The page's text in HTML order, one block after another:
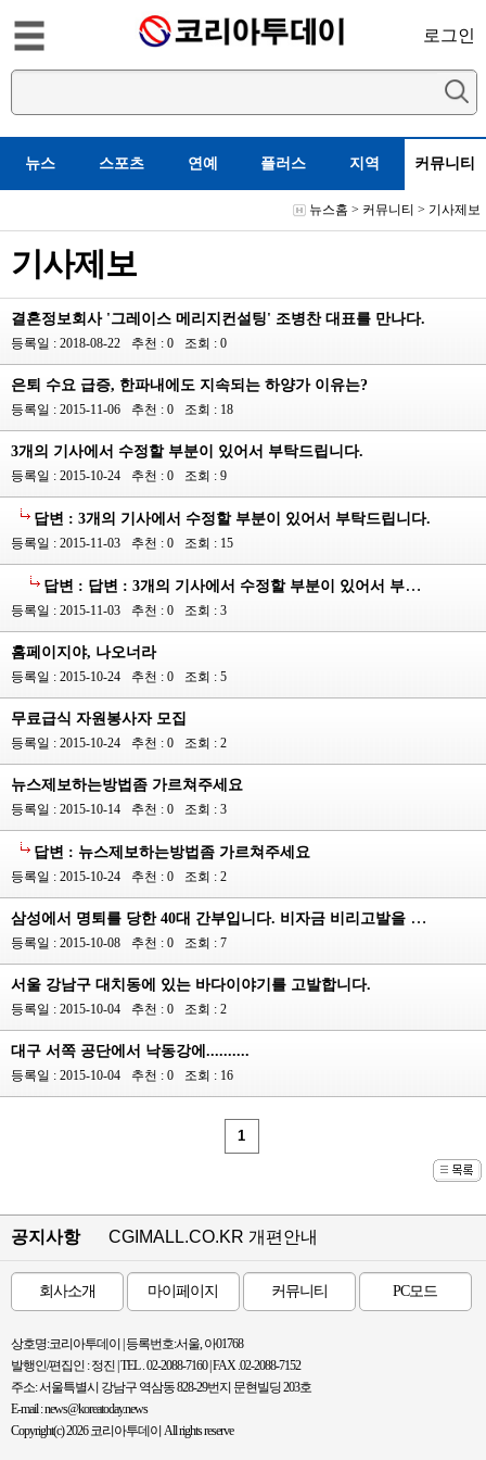
로그인
뉴스 스포츠 연예 플러스 지역 커뮤니티
뉴스홈 > 커뮤니티 > 기사제보
기사제보
결혼정보회사 '그레이스 메리지컨설팅' 조병찬 대표를 만나다.
등록일 : 2018-08-22 추천 : 0 조회 : 0
은퇴 수요 급증, 한파내에도 지속되는 하양가 이유는?
등록일 : 2015-11-06 추천 : 0 조회 : 18
3개의 기사에서 수정할 부분이 있어서 부탁드립니다.
등록일 : 2015-10-24 추천 : 0 조회 : 9
답변 : 3개의 기사에서 수정할 부분이 있어서 부탁드립니다.
등록일 : 2015-11-03 추천 : 0 조회 : 15
답변 : 답변 : 3개의 기사에서 수정할 부분이 있어서 부탁드립니다.
등록일 : 2015-11-03 추천 : 0 조회 : 3
홈페이지야, 나오너라
등록일 : 2015-10-24 추천 : 0 조회 : 5
무료급식 자원봉사자 모집
등록일 : 2015-10-24 추천 : 0 조회 : 2
뉴스제보하는방법좀 가르쳐주세요
등록일 : 2015-10-14 추천 : 0 조회 : 3
답변 : 뉴스제보하는방법좀 가르쳐주세요
등록일 : 2015-10-24 추천 : 0 조회 : 2
삼성에서 명퇴를 당한 40대 간부입니다. 비자금 비리고발을 합니다.
등록일 : 2015-10-08 추천 : 0 조회 : 7
서울 강남구 대치동에 있는 바다이야기를 고발합니다.
등록일 : 2015-10-04 추천 : 0 조회 : 2
대구 서쪽 공단에서 낙동강에..........
등록일 : 2015-10-04 추천 : 0 조회 : 16
1
공지사항 CGIMALL.CO.KR 개편안내
회사소개 마이페이지 커뮤니티 PC모드
상호명:코리아투데이 | 등록번호:서울, 아01768
발행인/편집인 : 정진 | TEL . 02-2088-7160 | FAX .02-2088-7152
주소: 서울특별시 강남구 역삼동 828-29번지 문현빌딩 203호
E-mail : news@koreatoday.news
Copyright(c) 2026 코리아투데이 All rights reserve